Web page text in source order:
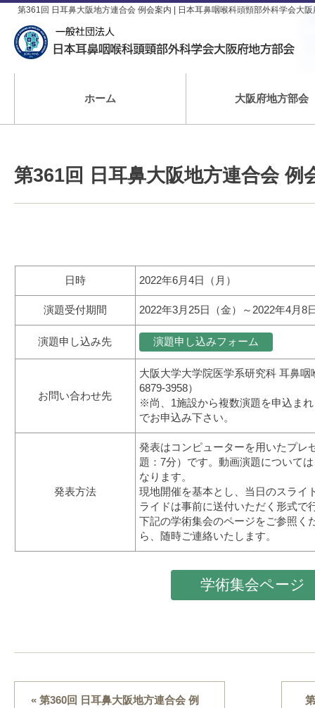
第361回 日耳鼻大阪地方連合会 例会案内 | 日本耳鼻咽喉科頭頸部外科学会大
ホーム 大阪府地方部会
第361回 日耳鼻大阪地方連合会 例
日時 2022年6月4日（月）
演題受付期間 2022年3月25日（金）～2022年4月8
演題申し込み先 演題申し込みフォーム
お問い合わせ先
大阪大学大学院医学系研究科 耳鼻
6879-3958）
※尚、1施設から複数演題を申込ま
でお申込み下さい。
発表方法
発表はコンピューターを用いたプレ
題：7分）です。動画演題について
なります。
現地開催を基本とし、当日のスライ
ライドは事前に送付いただく形式で
下記の学術集会のページをご参照く
ら、随時ご連絡いたします。
学術集会ページ
« 第360回 日耳鼻大阪地方連合会 例